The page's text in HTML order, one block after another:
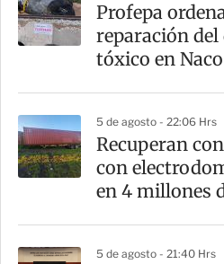
Profepa
reparación
tóxico en Naco
5 de agosto - 22:06 Hrs
Recuperan
con
en 4 millones
5 de agosto - 21:40 Hrs